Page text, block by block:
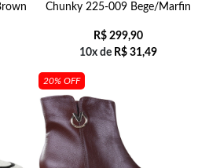
Chunky 225-009 Bege/Marfin
R$299,90
10x de R$31,49
20% OFF